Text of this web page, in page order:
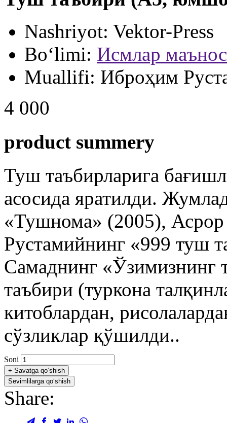
Nashriyot: Vektor-Press
Bo‘limi: Исмлар
Muallifi: Иброҳим
4 000
product summery
Туш таъбирларига
асосида яратилди.
«Тушнома» (2005),
Рустамийнинг «999 туш
Самаднинг «Ўзимизнинг
таъбири (туркона
китоблардан,
сўзликлар қўшилди..
Soni
+ Savatga qo‘shish
Sevimlilarga qo‘shish
Share: